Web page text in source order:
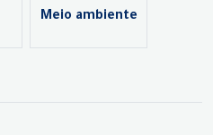
Meio ambiente